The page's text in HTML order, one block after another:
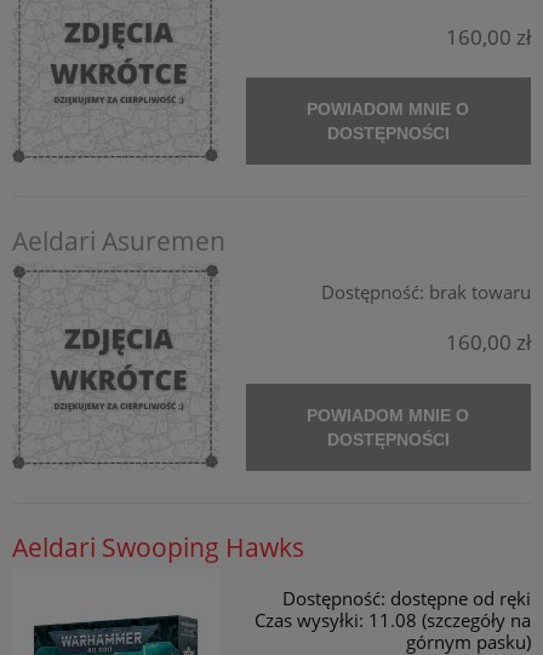
160,00 zł
POWIADOM MNIE O
DOSTĘPNOŚCI
Aeldari Asuremen
Dostępność: brak towaru
160,00 zł
POWIADOM MNIE O
DOSTĘPNOŚCI
Aeldari Swooping Hawks
Dostępność: dostępne od ręki
Czas wysyłki: 11.08 (szczegóły na
górnym pasku)